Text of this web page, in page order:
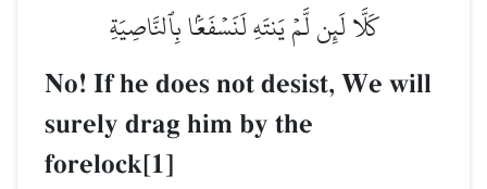
كَلَّا لَئِن لَّمۡ يَنتَهِ لَنَسۡفَعَۢا بِٱلنَّاصِيَةِ
No! If he does not desist, We will
surely drag him by the
forelock[1]